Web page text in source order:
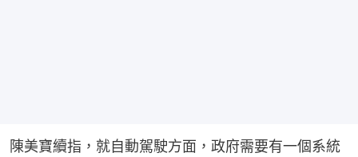
陳美寶續指，就自動駕駛方面，政府需要有一個系統